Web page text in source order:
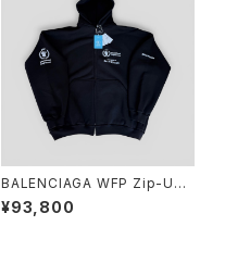
BALENCIAGA WFP Zip-Up
Hoodie Black 3
¥93,800